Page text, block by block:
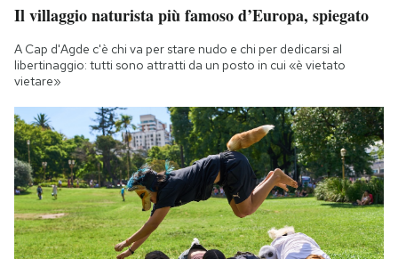
Il villaggio naturista più famoso d’Europa, spiegato
A Cap d'Agde c'è chi va per stare nudo e chi per dedicarsi al
libertinaggio: tutti sono attratti da un posto in cui «è vietato
vietare»